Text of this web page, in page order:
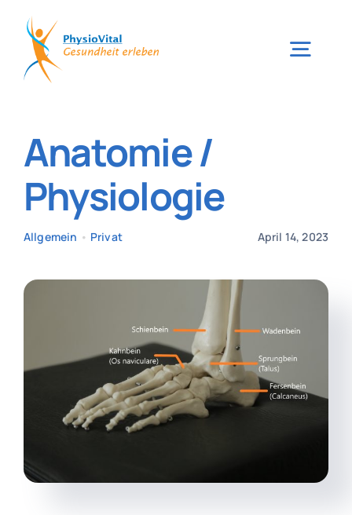
Zum
Inhalt
springen
Anatomie /
Physiologie
Allgemein • Privat April 14, 2023